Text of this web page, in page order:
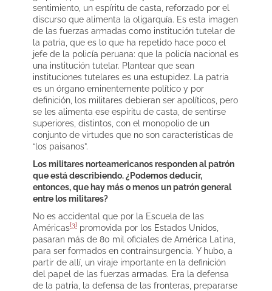
sentimiento, un espíritu de casta, reforzado por el
discurso que alimenta la oligarquía. Es esta imagen
de las fuerzas armadas como institución tutelar de
la patria, que es lo que ha repetido hace poco el
jefe de la policía peruana: que la policía nacional es
una institución tutelar. Plantear que sean
instituciones tutelares es una estupidez. La patria
es un órgano eminentemente político y por
definición, los militares debieran ser apolíticos, pero
se les alimenta ese espíritu de casta, de sentirse
superiores, distintos, con el monopolio de un
conjunto de virtudes que no son características de
“los paisanos”.
Los militares norteamericanos responden al patrón
que está describiendo. ¿Podemos deducir,
entonces, que hay más o menos un patrón general
entre los militares?
No es accidental que por la Escuela de las
Américas[3] promovida por los Estados Unidos,
pasaran más de 80 mil oficiales de América Latina,
para ser formados en contrainsurgencia. Y hubo, a
partir de allí, un viraje importante en la definición
del papel de las fuerzas armadas. Era la defensa
de la patria, la defensa de las fronteras, prepararse